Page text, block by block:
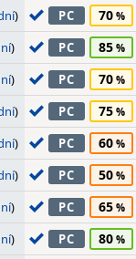
) PC 70
) PC 85
) PC 70
) PC 75
) PC 60
) PC 50
) PC 65
) PC 80